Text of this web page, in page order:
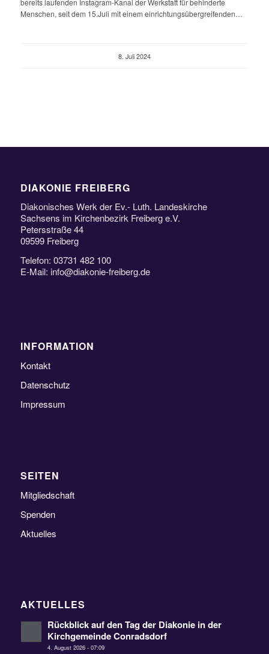
Menschen, seit dem 15.Juli mit einem einrichtungsübergreifenden…
8. Juli 2024
DIAKONIE FREIBERG
Diakonisches Werk der Ev.- Luth. Landeskirche
Sachsens im Kirchenbezirk Freiberg e.V.
Petersstraße 44
09599 Freiberg
Telefon: 03731 482 100
E-Mail: info@diakonie-freiberg.de
INFORMATION
Kontakt
Datenschutz
Impressum
SEITEN
Mitgliedschaft
Spenden
Aktuelles
AKTUELLES
Rückblick auf den Tag der Diakonie in der
Kirchgemeinde Conradsdorf
4. August 2026 - 07:09